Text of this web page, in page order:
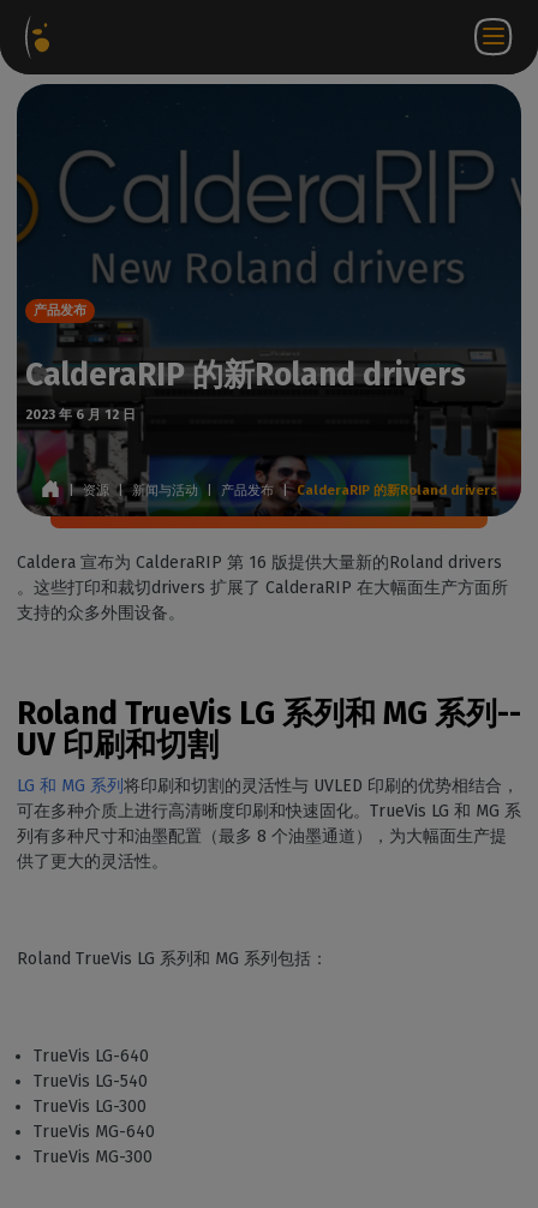
ZH
产品发布
CalderaRIP 的新Roland drivers
2023 年 6 月 12 日
| 资源 | 新闻与活动 产品发布 | CalderaRIP 的新Roland drivers
Caldera 宣布为 CalderaRIP 第 16 版提供大量新的Roland drivers
。这些打印和裁切drivers 扩展了 CalderaRIP 在大幅面生产方面所
支持的众多外围设备。
Roland TrueVis LG 系列和 MG 系列--
UV 印刷和切割
LG 和 MG 系列 将印刷和切割的灵活性与 UVLED 印刷的优势相结合，
可在多种介质上进行高清晰度印刷和快速固化。TrueVis LG 和 MG 系
列有多种尺寸和油墨配置（最多 8 个油墨通道），为大幅面生产提
供了更大的灵活性。
Roland TrueVis LG 系列和 MG 系列包括：
TrueVis LG-640
TrueVis LG-540
TrueVis LG-300
TrueVis MG-640
TrueVis MG-300